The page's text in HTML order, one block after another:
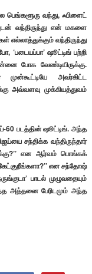
பெங்களூரு வந்து, ஃபிளைட்
வந்திருந்து என் மகளை
எல்லாத்துக்கும் வந்திருந்து
‘படையப்பா’ ஷூட்டிங் பற்றி
போக வேண்டியிருக்கு.
அவர்கிட்ட
அவ்வளவு முக்கியத்துவம்
60 படத்தின் ஷூட்டிங். அந்த
சந்திக்க வந்திருந்தார்
என ஆர்வம் பொங்கக்
கேட்குறீங்களா?’’ என சந்தோஷ்
பாடல் முழுவதையும்
அத்தனை பேரிடமும் அந்த